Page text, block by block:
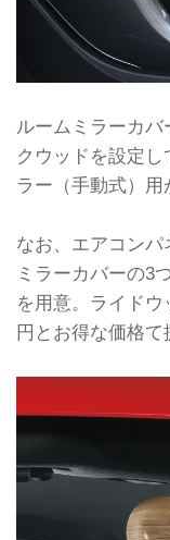
ルームミラーカ
クウッドを設定
ラー（手動式）用
なお、エアコン
ミラーカバーの3
を用意。ライド
円とお得な価格て